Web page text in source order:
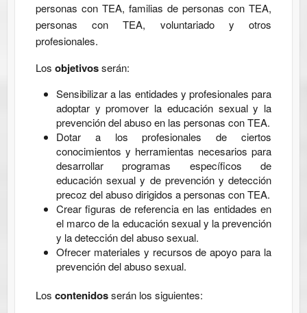
personas con TEA, familias de personas con TEA,
personas con TEA, voluntariado y otros
profesionales.
Los objetivosserán:
Sensibilizar a las entidades y profesionales para
adoptar y promover la educación sexual y la
prevención del abuso en las personas con TEA.
Dotar a los profesionales de ciertos
conocimientos y herramientas necesarios para
desarrollar programas específicos de
educación sexual y de prevención y detección
precoz del abuso dirigidos a personas con TEA.
Crear figuras de referencia en las entidades en
el marco de la educación sexual y la prevención
y la detección del abuso sexual.
Ofrecer materiales y recursos de apoyo para la
prevención del abuso sexual.
Los contenidosserán los siguientes: